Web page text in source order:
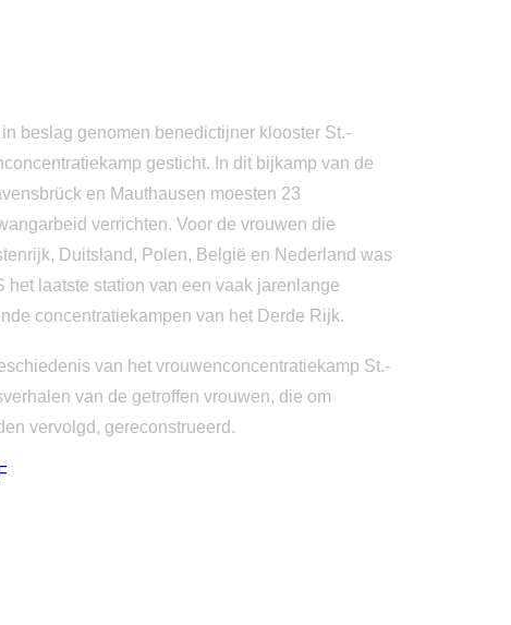
beslag genomen benedictijner klooster St.-
gesticht. In dit bijkamp van de
en Mauthausen moesten 23
verrichten. Voor de vrouwen die
Duitsland, Polen, België en Nederland was
het laatste station van een vaak jarenlange
concentratiekampen van het Derde Rijk.
van het vrouwenconcentratiekamp St.-
van de getroffen vrouwen, die om
vervolgd, gereconstrueerd.